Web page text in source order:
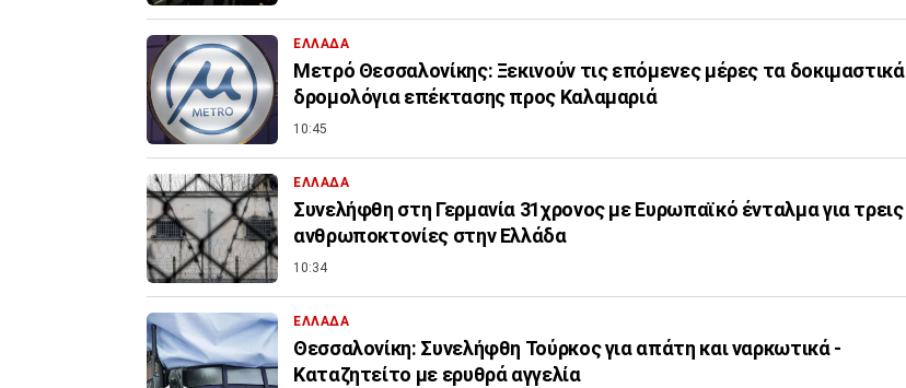
ΕΛΛΑΔΑ
Μετρό Θεσσαλονίκης: Ξεκινούν τις επόμενες μέρες τα δοκιμαστικά
δρομολόγια επέκτασης προς Καλαμαριά
10:45
ΕΛΛΑΔΑ
Συνελήφθη στη Γερμανία 31χρονος με Ευρωπαϊκό ένταλμα για τρεις
ανθρωποκτονίες στην Ελλάδα
10:34
ΕΛΛΑΔΑ
Θεσσαλονίκη: Συνελήφθη Τούρκος για απάτη και ναρκωτικά -
Καταζητείτο με ερυθρά αγγελία